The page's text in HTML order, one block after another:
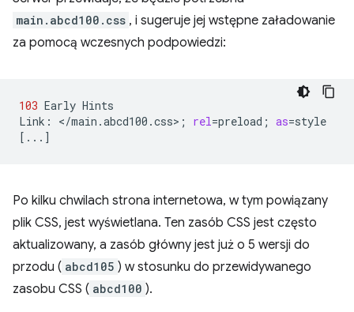
main.abcd100.css , i sugeruje jej wstępne załadowanie
za pomocą wczesnych podpowiedzi:
103 Early Hints
Link:
</main.abcd100.css> ; rel=preload ; as=
[ ... ]
Po kilku chwilach strona internetowa, w tym powiązany
plik CSS, jest wyświetlana. Ten zasób CSS jest często
aktualizowany, a zasób główny jest już o 5 wersji do
przodu ( abcd105 ) w stosunku do przewidywanego
zasobu CSS ( abcd100 ).